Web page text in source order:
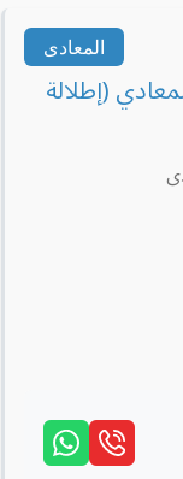
المعادى
(إطلالة